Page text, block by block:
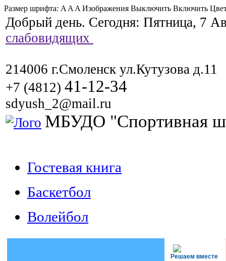
Размер шрифта: A A A Изображения Выключить Включить
Добрый день. Сегодня: Пятница, 7
слабовидящих
214006 г.Смоленск ул.Кутузова д.11
+7 (4812) 41-12-34
sdyush_2@mail.ru
МБУДО "Спортивная
Гостевая книга
Баскетбол
Волейбол
Решаем вместе